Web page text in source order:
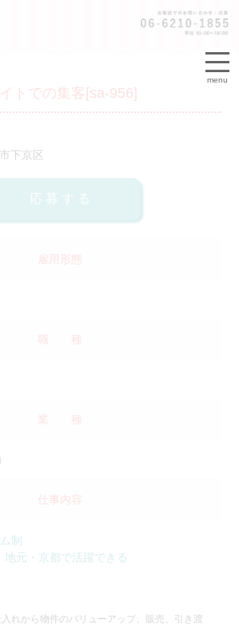
menu
トでの集客[sa-956]
下京区
雇用形態
職 種
業 種
仕事内容
制
地元・京都で活躍できる
れから物件のバリューアップ、販売、引き渡